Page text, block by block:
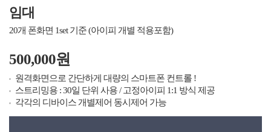
임대
20개 폰화면 1set 기준 (아이피 개별 적용포함)
500,000원
원격화면으로 간단하게 대량의 스마트폰 컨트롤 !
스트리밍용 : 30일 단위 사용 / 고정아이피 1:1 방식 제공
각각의 디바이스 개별제어 동시제어 가능